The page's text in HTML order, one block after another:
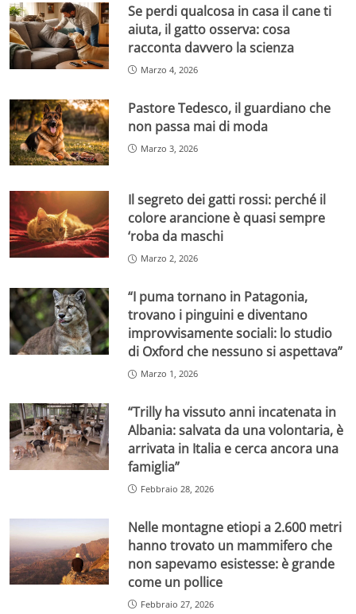
Se perdi qualcosa in casa il cane ti
aiuta, il gatto osserva: cosa
racconta davvero la scienza
Marzo 4, 2026
Pastore Tedesco, il guardiano che
non passa mai di moda
Marzo 3, 2026
Il segreto dei gatti rossi: perché il
colore arancione è quasi sempre
‘roba da maschi
Marzo 2, 2026
“I puma tornano in Patagonia,
trovano i pinguini e diventano
improvvisamente sociali: lo studio
di Oxford che nessuno si aspettava”
Marzo 1, 2026
“Trilly ha vissuto anni incatenata in
Albania: salvata da una volontaria, è
arrivata in Italia e cerca ancora una
famiglia”
Febbraio 28, 2026
Nelle montagne etiopi a 2.600 metri
hanno trovato un mammifero che
non sapevamo esistesse: è grande
come un pollice
Febbraio 27, 2026